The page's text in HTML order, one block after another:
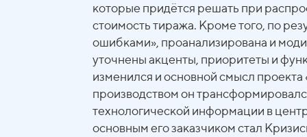
которые придётся решать при
стоимость тиража. Кроме того, по
ошибками», проанализирована и
уточнены акценты, приоритеты и
изменился и основной смысл
производством он
технологической информации в
основным его заказчиком стал